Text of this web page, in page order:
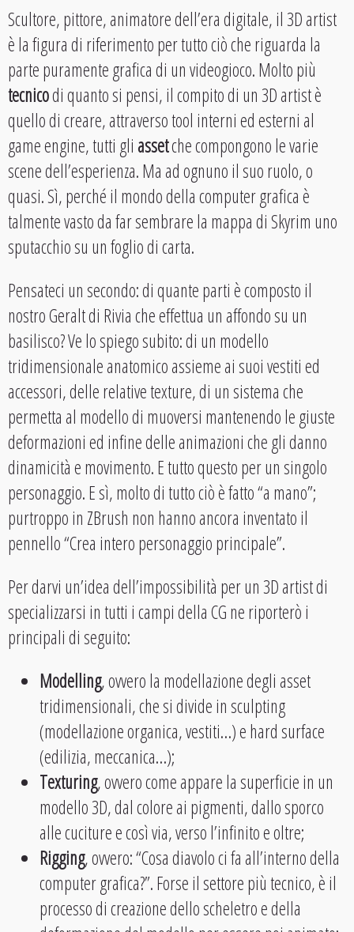
Scultore, pittore, animatore dell’era digitale, il 3D artist
è la figura di riferimento per tutto ciò che riguarda la
parte puramente grafica di un videogioco. Molto più
tecnicodi quanto si pensi, il compito di un 3D artist è
quello di creare, attraverso tool interni ed esterni al
game engine, tutti gliassetche compongono le varie
scene dell’esperienza. Ma ad ognuno il suo ruolo, o
quasi. Sì, perché il mondo della computer grafica è
talmente vasto da far sembrare la mappa di Skyrim uno
sputacchio su un foglio di carta.
Pensateci un secondo: di quante parti è composto il
nostro Geralt di Rivia che effettua un affondo su un
basilisco? Ve lo spiego subito: di un modello
tridimensionale anatomico assieme ai suoi vestiti ed
accessori, delle relative texture, di un sistema che
permetta al modello di muoversi mantenendo le giuste
deformazioni ed infine delle animazioni che gli danno
dinamicità e movimento. E tutto questo per un singolo
personaggio. E sì, molto di tutto ciò è fatto “a mano”;
purtroppo in ZBrush non hanno ancora inventato il
pennello “Crea intero personaggio principale”.
Per darvi un’idea dell’impossibilità per un 3D artist di
specializzarsi in tutti i campi della CG ne riporterò i
principali di seguito:
Modelling, ovvero la modellazione degli asset
tridimensionali, che si divide in sculpting
(modellazione organica, vestiti…) e hard surface
(edilizia, meccanica…);
Texturing, ovvero come appare la superficie in un
modello 3D, dal colore ai pigmenti, dallo sporco
alle cuciture e così via, verso l’infinito e oltre;
Rigging, ovvero: “Cosa diavolo ci fa all’interno della
computer grafica?”. Forse il settore più tecnico, è il
processo di creazione dello scheletro e della